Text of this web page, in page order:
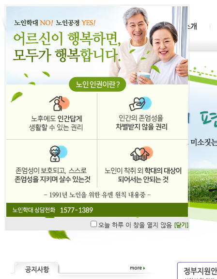
오늘 하루 이 창을 열지 않음 [닫기]